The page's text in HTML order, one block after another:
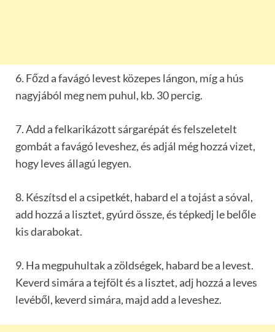
6. Főzd a favágó levest közepes lángon, míg a hús
nagyjából meg nem puhul, kb. 30 percig.
7. Add a felkarikázott sárgarépát és felszeletelt
gombát a favágó leveshez, és adjál még hozzá vizet,
hogy leves állagú legyen.
8. Készítsd el a csipetkét, habard el a tojást a sóval,
add hozzá a lisztet, gyúrd össze, és tépkedj le belőle
kis darabokat.
9. Ha megpuhultak a zöldségek, habard be a levest.
Keverd simára a tejfölt és a lisztet, adj hozzá a leves
levéből, keverd simára, majd add a leveshez.